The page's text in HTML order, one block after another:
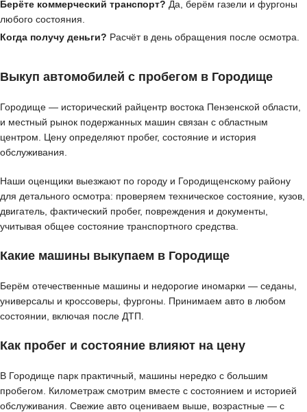
Берёте коммерческий транспорт? Да, берём газели и фургоны
любого состояния.
Когда получу деньги? Расчёт в день обращения после осмотра.
Выкуп автомобилей с пробегом в Городище
Городище — исторический райцентр востока Пензенской области,
и местный рынок подержанных машин связан с областным
центром. Цену определяют пробег, состояние и история
обслуживания.
Наши оценщики выезжают по городу и Городищенскому району
для детального осмотра: проверяем техническое состояние, кузов,
двигатель, фактический пробег, повреждения и документы,
учитывая общее состояние транспортного средства.
Какие машины выкупаем в Городище
Берём отечественные машины и недорогие иномарки — седаны,
универсалы и кроссоверы, фургоны. Принимаем авто в любом
состоянии, включая после ДТП.
Как пробег и состояние влияют на цену
В Городище парк практичный, машины нередко с большим
пробегом. Километраж смотрим вместе с состоянием и историей
обслуживания. Свежие авто оцениваем выше, возрастные — с